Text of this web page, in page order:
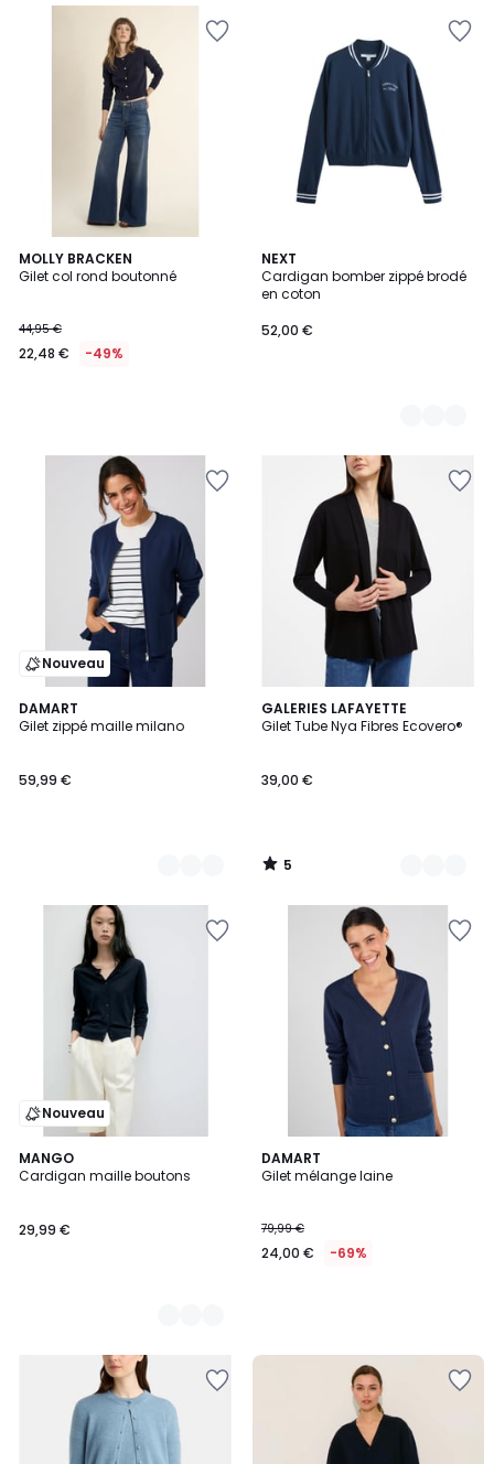
MOLLY BRACKEN
Gilet col rond boutonné
44,95 €
22,48 € -49%
NEXT
Cardigan bomber zippé brodé
en coton
52,00 €
2
Couleurs
Nouveau
DAMART
Gilet zippé maille milano
59,99 €
2
Couleurs
GALERIES LAFAYETTE
Gilet Tube Nya Fibres Ecovero®
39,00 €
5
/
2
Couleurs
5
/
Nouveau
MANGO
Cardigan maille boutons
29,99 €
3
Couleurs
DAMART
Gilet mélange laine
79,99 €
24,00 € -69%